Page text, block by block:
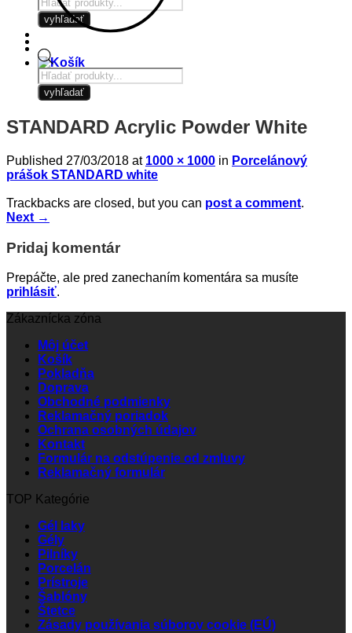
search
vyhľadať
Products
search
vyhľadať
STANDARD Acrylic Powder White
Published 27/03/2018 at 1000 × 1000 in Porcelánový
prášok STANDARD white
Trackbacks are closed, but you can post a comment.
Next →
Pridaj komentár
Prepáčte, ale pred zanechaním komentára sa musíte
prihlásiť.
Zákaznícka zóna
Môj účet
Košík
Pokladňa
Doprava
Obchodné podmienky
Reklamačný poriadok
Ochrana osobných údajov
Kontakt
Formulár na odstúpenie od zmluvy
Reklamačný formulár
TOP Kategórie
Gél laky
Gély
Pilníky
Porcelán
Prístroje
Šablóny
Štetce
Zásady používania súborov cookie (EÚ)